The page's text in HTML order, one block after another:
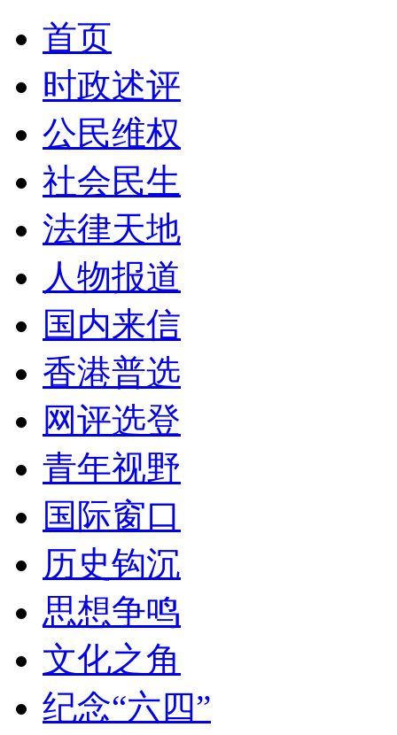
首页
时政述评
公民维权
社会民生
法律天地
人物报道
国内来信
香港普选
网评选登
青年视野
国际窗口
历史钩沉
思想争鸣
文化之角
纪念“六四”